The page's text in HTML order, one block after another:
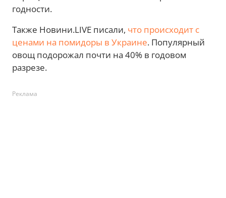
годности.
Также Новини.LIVE писали, что происходит с
ценами на помидоры в Украине. Популярный
овощ подорожал почти на 40% в годовом
разрезе.
Реклама